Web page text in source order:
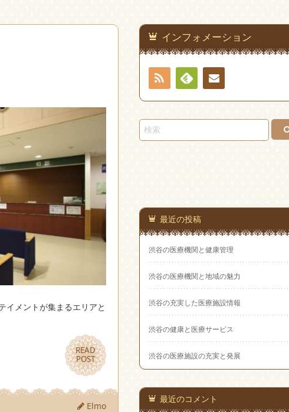
イメントが集まるエリアと
READ
POST
READ
POST
Elmo
インフォメーション
RSS
Feedlyお問
い合
わせ
最近の投稿
渋谷の医療機関と健康管理
渋谷の医療機関と地域の魅力
渋谷の充実した医療施設情報
渋谷の健康と医療サービス
渋谷の医療施設の充実と発展
最近のコメント